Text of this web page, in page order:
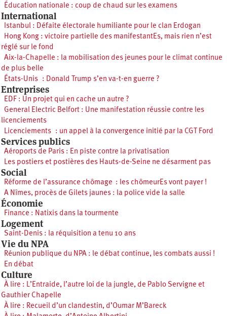
Éducation nationale : coup de chaud sur les examens
International
Istanbul : Défaite électorale humiliante pour le clan Erdogan
Hong Kong : victoire partielle des manifestantEs, mais rien n’est
réglé sur le fond
Aix-la-Chapelle : la mobilisation des jeunes pour le climat continue
de plus belle
États-Unis : Donald Trump s’en va-t-en guerre ?
Entreprises
EDF : Un projet qui en cache un autre ?
General Electric Belfort : Une manifestation réussie contre les
licenciements
Licenciements : un appel à la convergence initié par la CGT Ford
Services publics
Aéroports de Paris : En piste contre la privatisation
Les postiers et postières des Hauts-de-Seine ne désarment pas
Social
Réforme de l’assurance chômage : les chômeurEs vont payer !
A Nîmes, procès de Gilets jaunes : la police vide la salle
Économie
Finance : Natixis dans la tourmente
Logement
Saint-Denis : la réquisition a tenu 10 ans
Vie du NPA
Réunion publique du NPA : le débat continue, les combats aussi !
En débat
Culture
À lire : L’Entraide, l’autre loi de la jungle, de Pablo Servigne et
Gauthier Chapelle
À lire : Recueil d’un clandestin, d’Oumar M’Bareck